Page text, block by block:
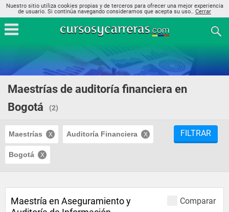
Nuestro sitio utiliza cookies propias y de terceros para ofrecer una mejor experiencia
de usuario. Si continúa navegando consideramos que acepta su uso.. Cerrar
Maestrías de auditoría financiera en
Bogotá
(2)
Maestrías Auditoría Financiera
Bogotá
FILTRAR
Comparar
Maestría en Aseguramiento y